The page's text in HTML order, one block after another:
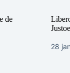
de
28